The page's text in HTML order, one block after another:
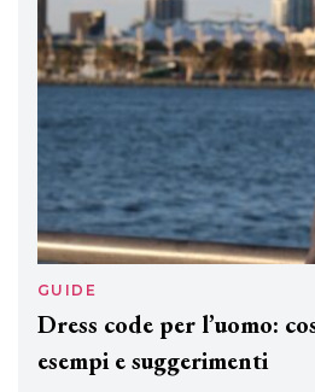
GUIDE
Dress code per l’uomo:
esempi e suggerimenti